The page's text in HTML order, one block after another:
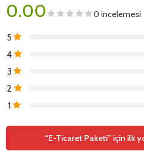
0.00 0 incelemesi
5
4
3
2
1
“E-Ticaret Paketi” için ilk